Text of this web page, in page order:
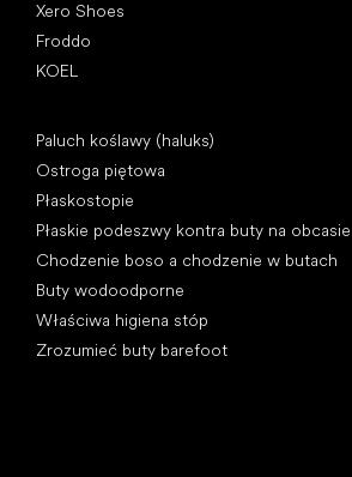
Xero Shoes
Froddo
KOEL
Paluch koślawy (haluks)
Ostroga piętowa
Płaskostopie
Płaskie podeszwy kontra buty na obcasie
Chodzenie boso a chodzenie w butach
Buty wodoodporne
Właściwa higiena stóp
Zrozumieć buty barefoot